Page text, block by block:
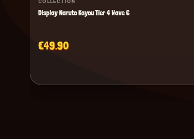
COLLECTION
Display Naruto Kayou Tier 4 Wave 6
€49.90